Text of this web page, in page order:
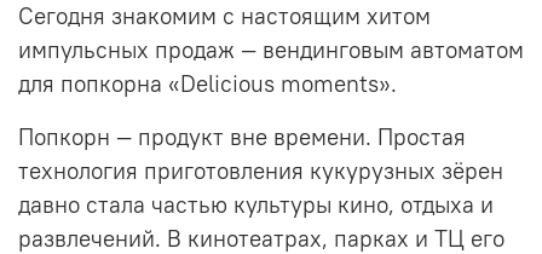
Сегодня знакомим с настоящим хитом
импульсных продаж — вендинговым автоматом
для попкорна «Delicious moments».
Попкорн — продукт вне времени. Простая
технология приготовления кукурузных зёрен
давно стала частью культуры кино, отдыха и
развлечений. В кинотеатрах, парках и ТЦ его